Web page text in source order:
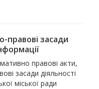
правові засади
правові акти,
засади діяльності
міської ради